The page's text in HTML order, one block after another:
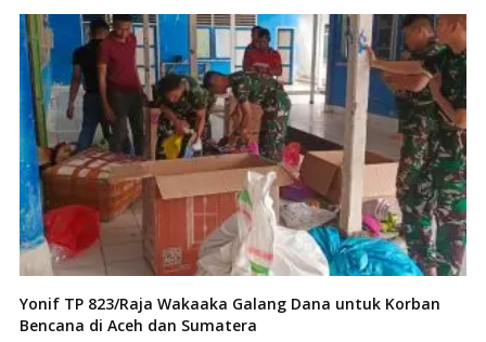
Yonif TP 823/Raja Wakaaka Galang Dana untuk Korban
Bencana di Aceh dan Sumatera